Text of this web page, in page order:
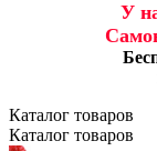
У
Каталог товаров
Каталог товаров